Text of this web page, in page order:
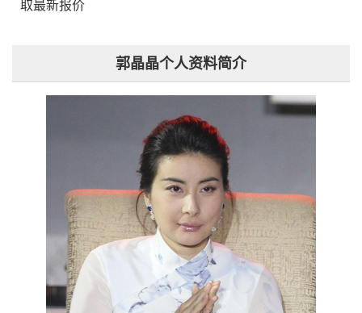
取最新报价
郭晶晶个人资料简介